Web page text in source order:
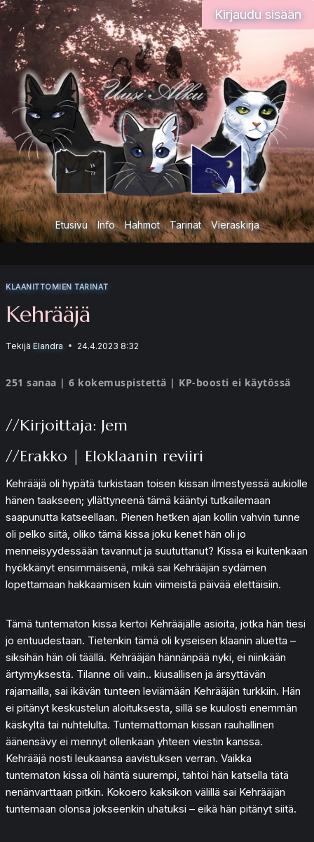
Siirry
sisältöön
Kirjaudu sisään
Etusivu Info Hahmot Tarinat Vieraskirja
KLAANITTOMIEN TARINAT
Kehrääjä
Tekijä Elandra 24.4.2023 8:32
251 sanaa | 6 kokemuspistettä | KP-boosti ei käytössä
//Kirjoittaja: Jem
//Erakko | Eloklaanin reviiri
Kehrääjä oli hypätä turkistaan toisen kissan ilmestyessä aukiolle
hänen taakseen; yllättyneenä tämä kääntyi tutkailemaan
saapunutta katseellaan. Pienen hetken ajan kollin vahvin tunne
oli pelko siitä, oliko tämä kissa joku kenet hän oli jo
menneisyydessään tavannut ja suututtanut? Kissa ei kuitenkaan
hyökkänyt ensimmäisenä, mikä sai Kehrääjän sydämen
lopettamaan hakkaamisen kuin viimeistä päivää elettäisiin.
Tämä tuntematon kissa kertoi Kehrääjälle asioita, jotka hän tiesi
jo entuudestaan. Tietenkin tämä oli kyseisen klaanin aluetta –
siksihän hän oli täällä. Kehrääjän hännänpää nyki, ei niinkään
ärtymyksestä. Tilanne oli vain.. kiusallisen ja ärsyttävän
rajamailla, sai ikävän tunteen leviämään Kehrääjän turkkiin. Hän
ei pitänyt keskustelun aloituksesta, sillä se kuulosti enemmän
käskyltä tai nuhtelulta. Tuntemattoman kissan rauhallinen
äänensävy ei mennyt ollenkaan yhteen viestin kanssa.
Kehrääjä nosti leukaansa aavistuksen verran. Vaikka
tuntematon kissa oli häntä suurempi, tahtoi hän katsella tätä
nenänvarttaan pitkin. Kokoero kaksikon välillä sai Kehrääjän
tuntemaan olonsa jokseenkin uhatuksi – eikä hän pitänyt siitä.